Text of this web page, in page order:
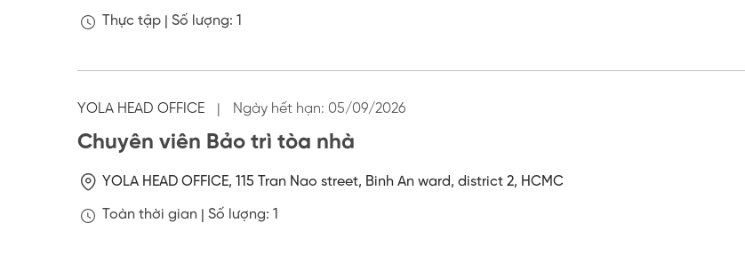
Thực tập | Số lượng: 1
YOLA HEAD OFFICE | Ngày hết hạn: 05/09/2026
Chuyên viên Bảo trì tòa nhà
YOLA HEAD OFFICE, 115 Tran Nao street, Binh An ward, district 2, HCMC
Toàn thời gian | Số lượng: 1